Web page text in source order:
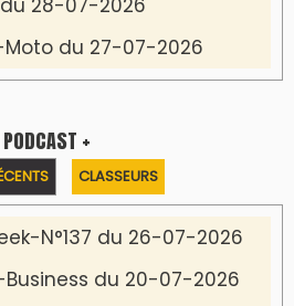
du 27-07-2026
PODCAST +
CLASSEURS
N°137 du 26-07-2026
du 20-07-2026